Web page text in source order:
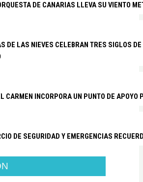
DE CANARIAS LLEVA SU VIENTO
DE LAS NIEVES CELEBRAN TRES SIGLOS
CARMEN INCORPORA UN PUNTO DE
DE SEGURIDAD Y EMERGENCIAS